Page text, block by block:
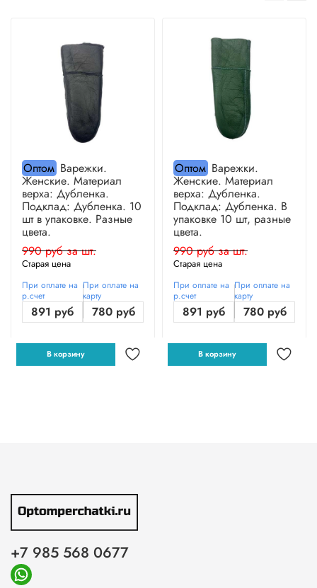
ОптомВарежки.
Женские. Материал
верха: Дубленка.
Подклад: Дубленка. 10
шт в упаковке. Разные
цвета.
990 руб за шт.
Старая цена
При оплате на
р.счет
891 руб
При оплате на
карту
780 руб
В корзину
ОптомВарежки.
Женские. Материал
верха: Дубленка.
Подклад: Дубленка. В
упаковке 10 шт, разные
цвета.
990 руб за шт.
Старая цена
При оплате на
р.счет
891 руб
При оплате на
карту
780 руб
В корзину
+7 985 568 0677